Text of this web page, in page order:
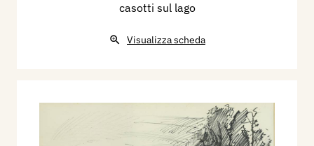
casotti sul lago
Visualizza scheda